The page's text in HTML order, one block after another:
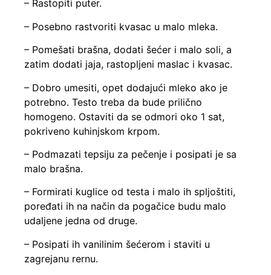
– Rastopiti puter.
– Posebno rastvoriti kvasac u malo mleka.
– Pomešati brašna, dodati šećer i malo soli, a
zatim dodati jaja, rastopljeni maslac i kvasac.
– Dobro umesiti, opet dodajući mleko ako je
potrebno. Testo treba da bude prilično
homogeno. Ostaviti da se odmori oko 1 sat,
pokriveno kuhinjskom krpom.
– Podmazati tepsiju za pečenje i posipati je sa
malo brašna.
– Formirati kuglice od testa i malo ih spljoštiti,
poređati ih na način da pogačice budu malo
udaljene jedna od druge.
– Posipati ih vanilinim šećerom i staviti u
zagrejanu rernu.